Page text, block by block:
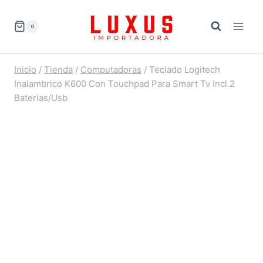
0
Inicio / Tienda / Computadoras / Teclado Logitech
Inalambrico K600 Con Touchpad Para Smart Tv Incl.2
Baterias/Usb